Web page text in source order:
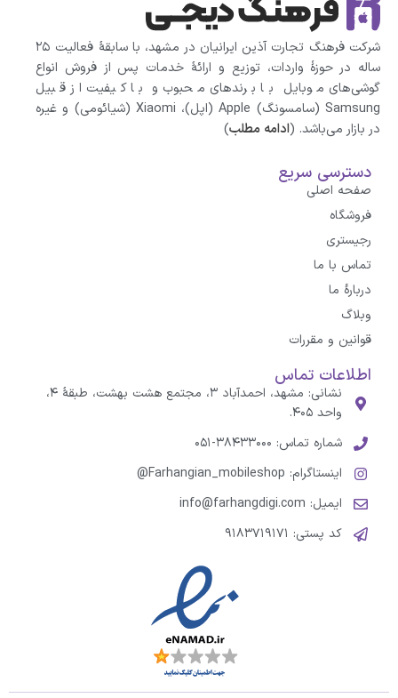
شرکت فرهنگ تجارت آذین ایرانیان در مشهد، با سابقهٔ فعالیت ۲۵
ساله در حوزهٔ واردات، توزیع و ارائهٔ خدمات پس از فروش انواع
گوشی‌های موبایل با برندهای محبوب و با کیفیت از قبیل
Samsung (سامسونگ) Apple (اپل)، Xiaomi (شیائومی)‌ و غیره
در بازار می‌باشد. (ادامه مطلب)
دسترسی سریع
صفحه اصلی
فروشگاه
رجیستری
تماس با ما
درباره‌ٔ ما
وبلاگ
قوانین و مقررات
اطلاعات تماس
نشانی: مشهد، احمدآباد ۳، مجتمع هشت بهشت، طبقهٔ ۴،
واحد ۴۰۵.
شماره تماس: ۳۸۴۳۳۰۰۰-۰۵۱
اینستاگرام: Farhangian_mobileshop@
ایمیل: info@farhangdigi.com
کد پستی: ۹۱۸۳۷۱۹۱۷۱